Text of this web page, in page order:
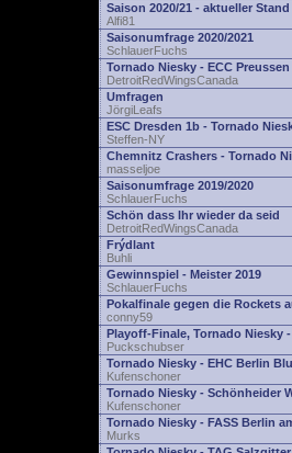
Saison 2020/21 - aktueller Stand
Alfi81
Saisonumfrage 2020/2021
SchlauerFuchs
Tornado Niesky - ECC Preussen
DetroitRedWingsCanada
Umfragen
JörgiLeafs
ESC Dresden 1b - Tornado
Steffen-NY
Chemnitz Crashers - Tornado
masseljoe
Saisonumfrage 2019/2020
SchlauerFuchs
Schön dass Ihr wieder da seid
DetroitRedWingsCanada
Frýdlant
Buhli
Gewinnspiel - Meister 2019
SchlauerFuchs
Pokalfinale gegen die Rockets
conny59
Playoff-Finale, Tornado Niesky
Puckschubser
Tornado Niesky - EHC Berlin
Kufenschoner
Tornado Niesky - Schönheider
Kufenschoner
Tornado Niesky - FASS Berlin
Murks